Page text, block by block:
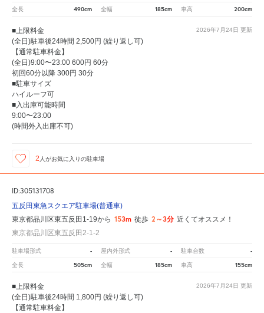
全長 490cm 全幅 185cm 車高 200cm
2026年7月24日 更新
■上限料金
(全日)駐車後24時間 2,500円 (繰り返し可)
【通常駐車料金】
(全日)9:00〜23:00 600円 60分
初回60分以降 300円 30分
■駐車サイズ
ハイルーフ可
■入出庫可能時間
9:00〜23:00
(時間外入出庫不可)
2 人がお気に入りの駐車場
ID:305131708
五反田東急スクエア駐車場(普通車)
東京都品川区東五反田1-19から 153m 徒歩 2～3分 近くてオススメ！
東京都品川区東五反田2-1-2
駐車場形式 - 屋内外形式 - 駐車台数 -
全長 505cm 全幅 185cm 車高 155cm
2026年7月24日 更新
■上限料金
(全日)駐車後24時間 1,800円 (繰り返し可)
【通常駐車料金】